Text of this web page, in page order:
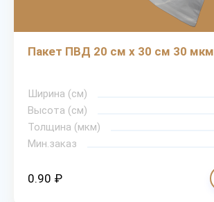
Пакет ПВД 20 см х 30 см 30 мкм
Ширина (см)
Высота (см)
Толщина (мкм)
Мин.заказ
0.90 ₽